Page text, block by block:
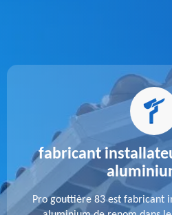
fabricant
Pro gouttière 83 est fabricant